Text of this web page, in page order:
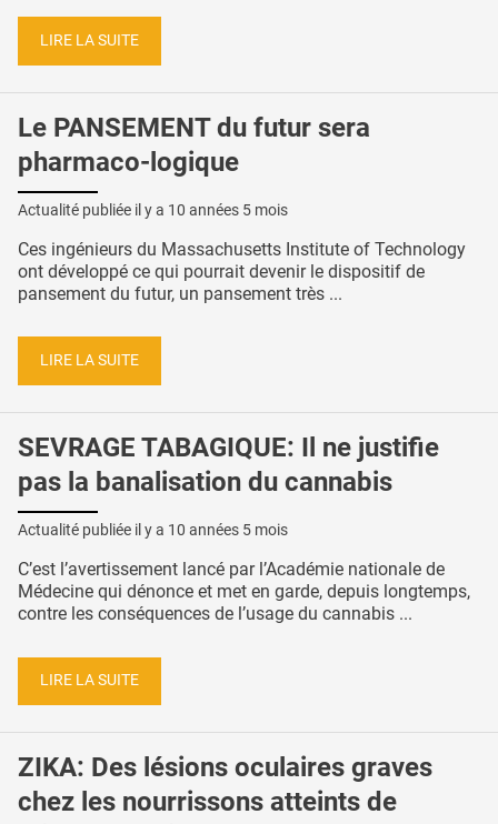
LIRE LA SUITE
Le PANSEMENT du futur sera
pharmaco-logique
Actualité publiée il y a 10 années 5 mois
Ces ingénieurs du Massachusetts Institute of Technology
ont développé ce qui pourrait devenir le dispositif de
pansement du futur, un pansement très ...
LIRE LA SUITE
SEVRAGE TABAGIQUE: Il ne justifie
pas la banalisation du cannabis
Actualité publiée il y a 10 années 5 mois
C’est l’avertissement lancé par l’Académie nationale de
Médecine qui dénonce et met en garde, depuis longtemps,
contre les conséquences de l’usage du cannabis ...
LIRE LA SUITE
ZIKA: Des lésions oculaires graves
chez les nourrissons atteints de